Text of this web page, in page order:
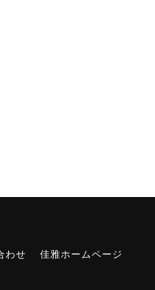
わせ 佳雅ホームページ